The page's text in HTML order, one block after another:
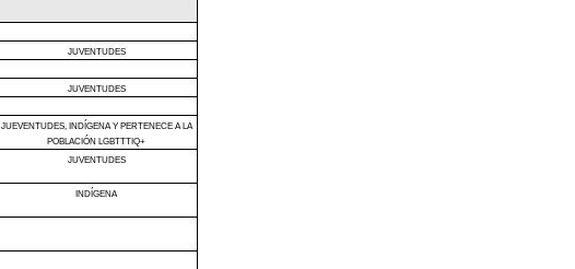
JUVENTUDES
JUVENTUDES
JUEVENTUDES, INDÍGENA Y PERTENECE A LA
POBLACIÓN LGBTTTIQ+
JUVENTUDES
INDÍGENA